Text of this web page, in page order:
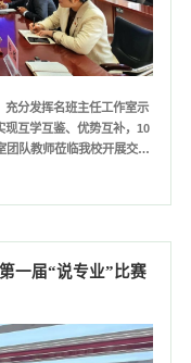
充分发挥名班主任工作室示
现互学互鉴、优势互补，10
团队教师莅临我校开展交流
、队伍建设等方面积极发
一届“说专业”比赛